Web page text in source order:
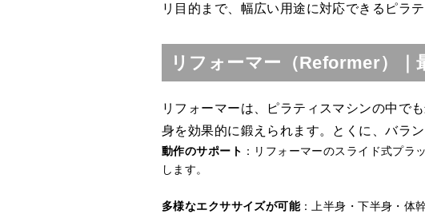
リ目的まで、幅広い用途に対応できるピラ
リフォーマー（Reformer）｜
リフォーマーは、ピラティスマシンの中で
身を効果的に鍛えられます。とくに、バラ
動作のサポート ：リフォーマーのスライド式プラ
します。
多様なエクササイズが可能：上半身・下半身・体